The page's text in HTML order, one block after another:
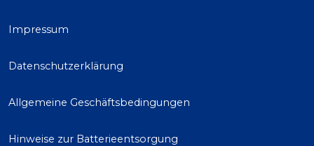
Impressum
Datenschutzerklärung
Allgemeine Geschäftsbedingungen
Hinweise zur Batterieentsorgung